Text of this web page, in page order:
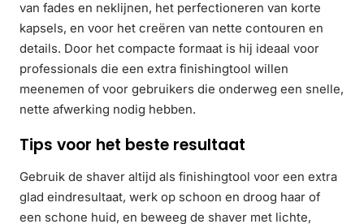
van fades en neklijnen, het perfectioneren van korte
kapsels, en voor het creëren van nette contouren en
details. Door het compacte formaat is hij ideaal voor
professionals die een extra finishingtool willen
meenemen of voor gebruikers die onderweg een snelle,
nette afwerking nodig hebben.
Tips voor het beste resultaat
Gebruik de shaver altijd als finishingtool voor een extra
glad eindresultaat, werk op schoon en droog haar of
een schone huid, en beweeg de shaver met lichte,